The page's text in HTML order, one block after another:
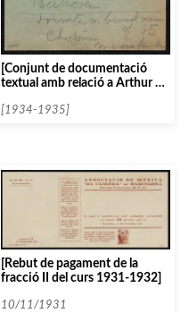
[Conjunt de documentació
textual amb relació a Arthur de
[1934-1935]
[Rebut de pagament de la
fracció II del curs 1931-1932]
10/11/1931